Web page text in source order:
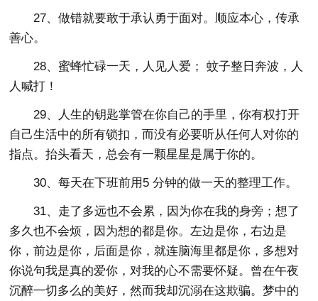
27、做错就要敢于承认勇于面对。顺应本心，传承
善心。
28、蜜蜂忙碌一天，人见人爱； 蚊子整日奔波，人
人喊打！
29、人生的钥匙掌管在你自己的手里，你有权打开
自己生活中的所有锁扣，而没有必要听从任何人对你的
指点。抬头看天，总会有一颗星星是属于你的。
30、每天在下班前用5 分钟的做一天的整理工作。
31、走了多远也不会累，因为你在我的身旁；想了
多久也不会烦，因为想的都是你。左边是你，右边是
你，前边是你，后面是你，就连脑海里都是你，多想对
你说句我是真的爱你，对我的心不需要怀疑。曾在午夜
沉醉一切多么的美好，然而我却沉溺在这欺骗。梦中的